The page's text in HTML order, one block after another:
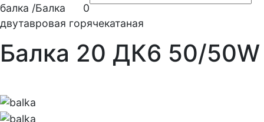
0
балка /Балка
двутавровая горячекатаная
Балка 20 ДК6 50/50W